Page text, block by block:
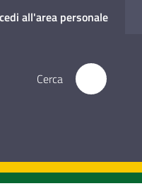
all'area personale
Cerca